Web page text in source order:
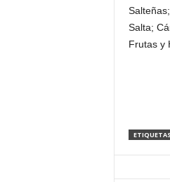
Salta;
Frutas y
ETIQUETAS